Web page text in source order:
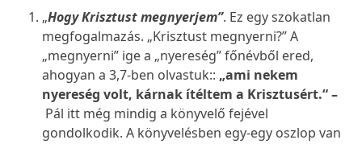
„Hogy Krisztust megnyerjem”. Ez egy szokatlan
megfogalmazás. „Krisztust megnyerni?” A
„megnyerni” ige a „nyereség” főnévből ered,
ahogyan a 3,7-ben olvastuk:: „ami nekem
nyereség volt, kárnak ítéltem a Krisztusért.“ –
Pál itt még mindig a könyvelő fejével
gondolkodik. A könyvelésben egy-egy oszlop van